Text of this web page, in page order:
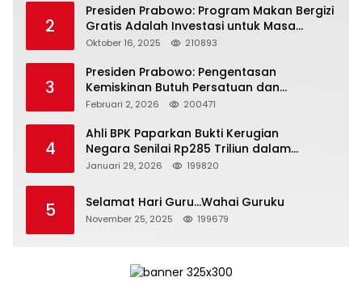
2
Presiden Prabowo: Program Makan Bergizi
Gratis Adalah Investasi untuk Masa
Depan Bangsa
Oktober 16, 2025 210893
3
Presiden Prabowo: Pengentasan
Kemiskinan Butuh Persatuan dan
Kepemimpinan yang Bertanggung Jawab
Februari 2, 2026 200471
4
Ahli BPK Paparkan Bukti Kerugian
Negara Senilai Rp285 Triliun dalam
Persidangan Korupsi PT Pertamina
Januari 29, 2026 199820
5 Selamat Hari Guru…Wahai Guruku
November 25, 2025 199679